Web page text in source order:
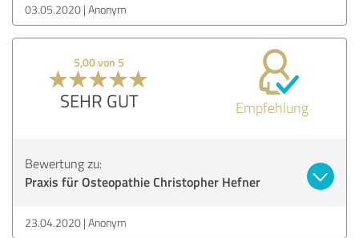
03.05.2020 Anonym
5,00 von 5
SEHR GUT Empfehlung
Bewertung zu:
Praxis für Osteopathie Christopher Hefner
23.04.2020 Anonym